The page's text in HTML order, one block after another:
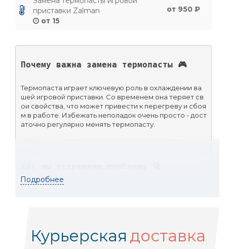
приставки Zalman
от 15
от 950 ₽
Почему важна замена термопасты 🎮
Термопаста играет ключевую роль в охлаждении ва
шей игровой приставки. Со временем она теряет св
ои свойства, что может привести к перегреву и сбоя
м в работе. Избежать неполадок очень просто - дост
аточно регулярно менять термопасту.
Подробнее
Курьерская доставка